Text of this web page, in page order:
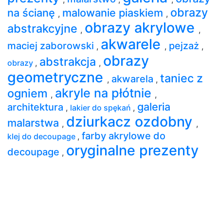
na ścianę , malowanie piaskiem , obrazy
abstrakcyjne , obrazy akrylowe ,
maciej zaborowski , akwarele , pejzaż ,
obrazy , abstrakcja , obrazy
geometryczne , akwarela , taniec z
ogniem , akryle na płótnie ,
architektura , lakier do spękań , galeria
malarstwa , dziurkacz ozdobny ,
klej do decoupage , farby akrylowe do
decoupage , oryginalne prezenty